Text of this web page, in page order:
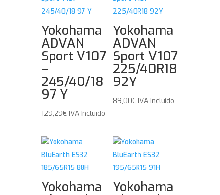
Yokohama
ADVAN
Sport V107
–
245/40/18
97 Y
129,29€ IVA Incluido
Yokohama
ADVAN
Sport V107
225/40R18
92Y
89,00€ IVA Incluido
Yokohama Yokohama